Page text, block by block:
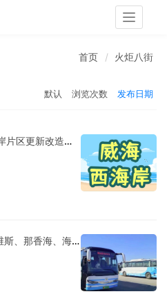
Toggle
首页 火炬八街
默认 浏览次数 发布日期
让“网红街”更红！高区西海岸片区更新改造项目持续上新
乘坐城际4号线，打卡布鲁维斯、那香海、海草部落，连线猫头山、火炬八街。